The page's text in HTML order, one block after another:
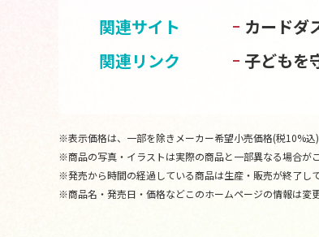
関連サイト
カードダ
関連リンク
子どもを
※表示価格は、一部を除きメーカー希望小売価格(税10%込
※商品の写真・イラストは実際の商品と一部異なる場合が
※発売から時間の経過している商品は生産・販売が終了し
※商品名・発売日・価格などこのホームページの情報は変